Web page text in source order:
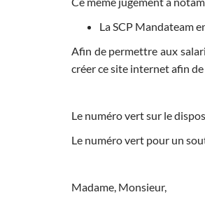
La SCP Mandateam
Afin de permettre aux
créer ce site internet afin
Le numéro vert sur le
Le numéro vert pour un
Madame, Monsieur,